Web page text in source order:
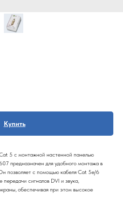
Купить
5 с монтажной настенной панелью
предназначен для удобного монтажа в
позволяет с помощью кабеля Cat 5e/6
передачи сигналов DVI и звука,
обеспечивая при этом высокое